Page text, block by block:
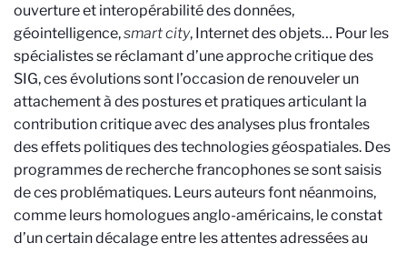
ouverture et interopérabilité des données,
géointelligence,smart city, Internet des objets… Pour les
spécialistes se réclamant d’une approche critique des
SIG, ces évolutions sont l’occasion de renouveler un
attachement à des postures et pratiques articulant la
contribution critique avec des analyses plus frontales
des effets politiques des technologies géospatiales. Des
programmes de recherche francophones se sont saisis
de ces problématiques. Leurs auteurs font néanmoins,
comme leurs homologues anglo-américains, le constat
d’un certain décalage entre les attentes adressées au